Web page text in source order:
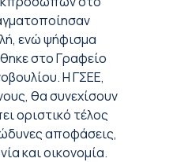
ενώ ψήφισμα
στο Γραφείο
Η ΓΣΕΕ,
θα συνεχίσουν
οριστικό τέλος
αποφάσεις,
και οικονομία.